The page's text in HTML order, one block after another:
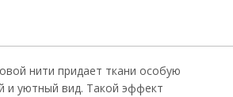
нити придает ткани особую
и уютный вид. Такой эффект